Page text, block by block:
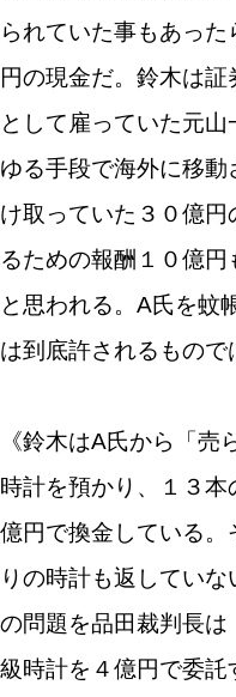
られていた事もあっ
円の現金だ。鈴木は
として雇っていた元
ゆる手段で海外に移
け取っていた３０億
るための報酬１０億
と思われる。A氏を蚊
は到底許されるもので
《鈴木はA氏から「売
時計を預かり、１３
億円で換金している
りの時計も返してい
の問題を品田裁判長
級時計を４億円で委託